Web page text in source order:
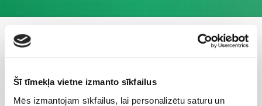
Šī tīmekļa vietne izmanto sīkfailus
Mēs izmantojam sīkfailus, lai personalizētu saturu un
О НАС
Медицинские
исследования по всей
Латвии